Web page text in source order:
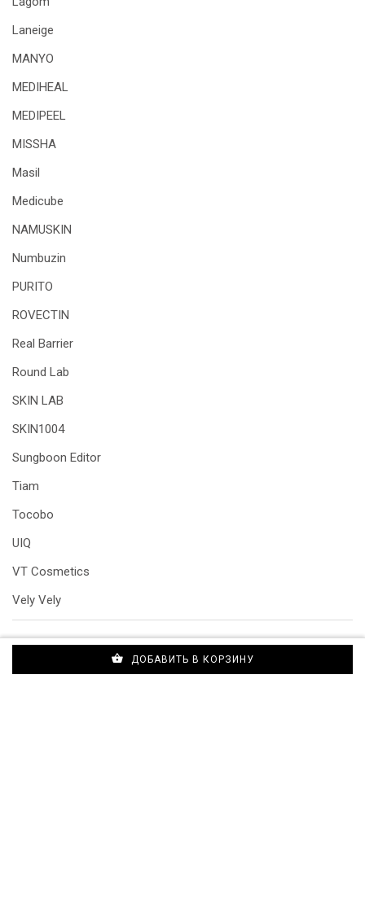
ДОБАВИТЬ В КОРЗИНУ
Laneige
MANYO
MEDIHEAL
MEDIPEEL
MISSHA
Masil
Medicube
NAMUSKIN
Numbuzin
PURITO
ROVECTIN
Real Barrier
Round Lab
SKIN LAB
SKIN1004
Sungboon Editor
Tiam
Tocobo
UIQ
VT Cosmetics
Vely Vely